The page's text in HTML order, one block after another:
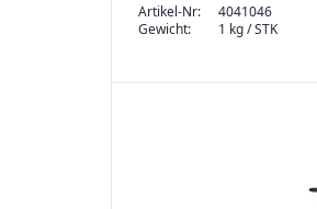
Artikel-Nr:
4041046
Gewicht:
1 kg / STK